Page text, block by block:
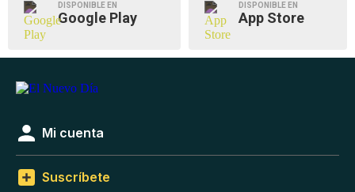
DISPONIBLE EN
Google Play
DISPONIBLE EN
App Store
Mi cuenta
Suscríbete